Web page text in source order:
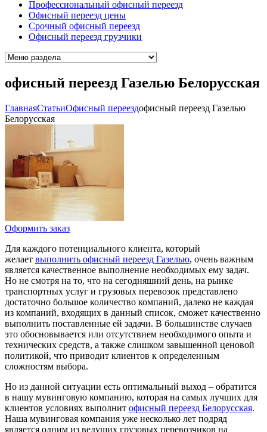
Профессиональный офисный переезд
Офисный переезд цены
Срочный офисный переезд
Офисный переезд грузчики
офисный переезд Газелью Белорусская
ГлавнаяCтатьиОфисный переездофисный переезд Газелью
Белорусская
Оформить заказ
Для каждого потенциального клиента, который
желает выполнить офисный переезд Газелью, очень важным
является качественное выполнение необходимых ему задач.
Но не смотря на то, что на сегодняшний день, на рынке
транспортных услуг и грузовых перевозок представлено
достаточно большое количество компаний, далеко не каждая
из компаний, входящих в данный список, сможет качественно
выполнить поставленные ей задачи. В большинстве случаев
это обосновывается или отсутствием необходимого опыта и
технических средств, а также слишком завышенной ценовой
политикой, что приводит клиентов к определенным
сложностям выбора.
Но из данной ситуации есть оптимальный выход – обратится
в нашу мувинговую компанию, которая на самых лучших для
клиентов условиях выполнит офисный переезд Белорусская.
Наша мувинговая компания уже несколько лет подряд
является одним из ведущих грузовых перевозчиков на